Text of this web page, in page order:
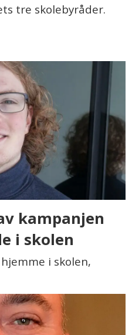
tre skolebyråder.
kampanjen
i skolen
i skolen,